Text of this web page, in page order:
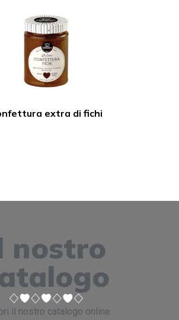
extra di fichi
nostro
il nostro catalogo online